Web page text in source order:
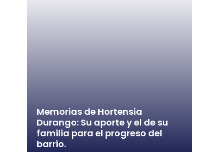
Memorias de Hortensia
Durango: Su aporte y el de su
familia para el progreso del
barrio.